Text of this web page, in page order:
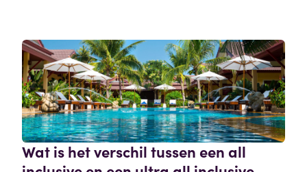
Wat is het verschil tussen een all